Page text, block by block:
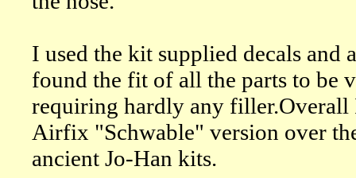
I used the kit supplied decals and
found the fit of all the parts to be
requiring hardly any filler.Overall
Airfix "Schwable" version over
ancient Jo-Han kits.